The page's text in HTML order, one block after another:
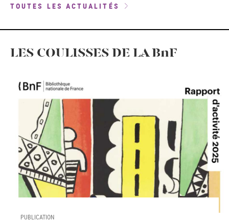
TOUTES LES ACTUALITÉS
LES COULISSES DE LA BnF
PUBLICATION